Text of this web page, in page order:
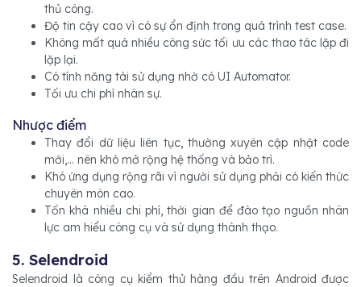
thủ công.
Độ tin cậy cao vì có sự ổn định trong quá trình test case.
Không mất quá nhiều công sức tối ưu các thao tác lặp đi
lặp lại.
Có tính năng tái sử dụng nhờ có UI Automator.
Tối ưu chi phí nhân sự.
Nhược điểm
Thay đổi dữ liệu liên tục, thường xuyên cập nhật code
mới,... nên khó mở rộng hệ thống và bảo trì.
Khó ứng dụng rộng rãi vì người sử dụng phải có kiến thức
chuyên môn cao.
Tốn khá nhiều chi phí, thời gian để đào tạo nguồn nhân
lực am hiểu công cụ và sử dụng thành thạo.
5. Selendroid
Selendroid là công cụ kiểm thử hàng đầu trên Android được